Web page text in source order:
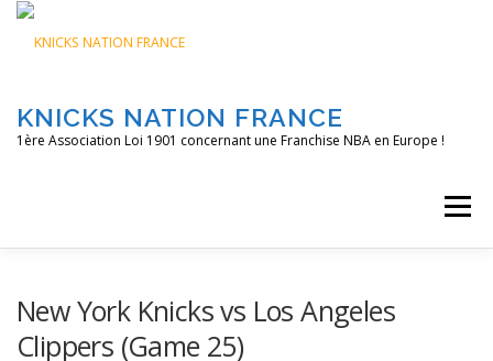
Aller
contenu
KNICKS NATION FRANCE
1ère Association Loi 1901 concernant une Franchise NBA en Europe !
Menu
New York Knicks vs Los Angeles
Clippers (Game 25)